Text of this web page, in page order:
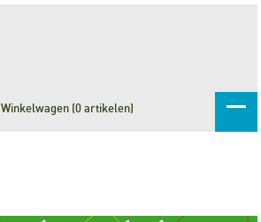
Winkelwagen (0 artikelen)